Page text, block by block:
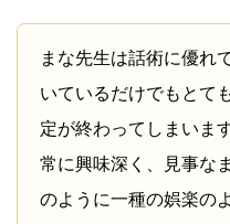
まな先生は話術に優れ
いているだけでもとて
定が終わってしまいま
常に興味深く、見事な
のように一種の娯楽の